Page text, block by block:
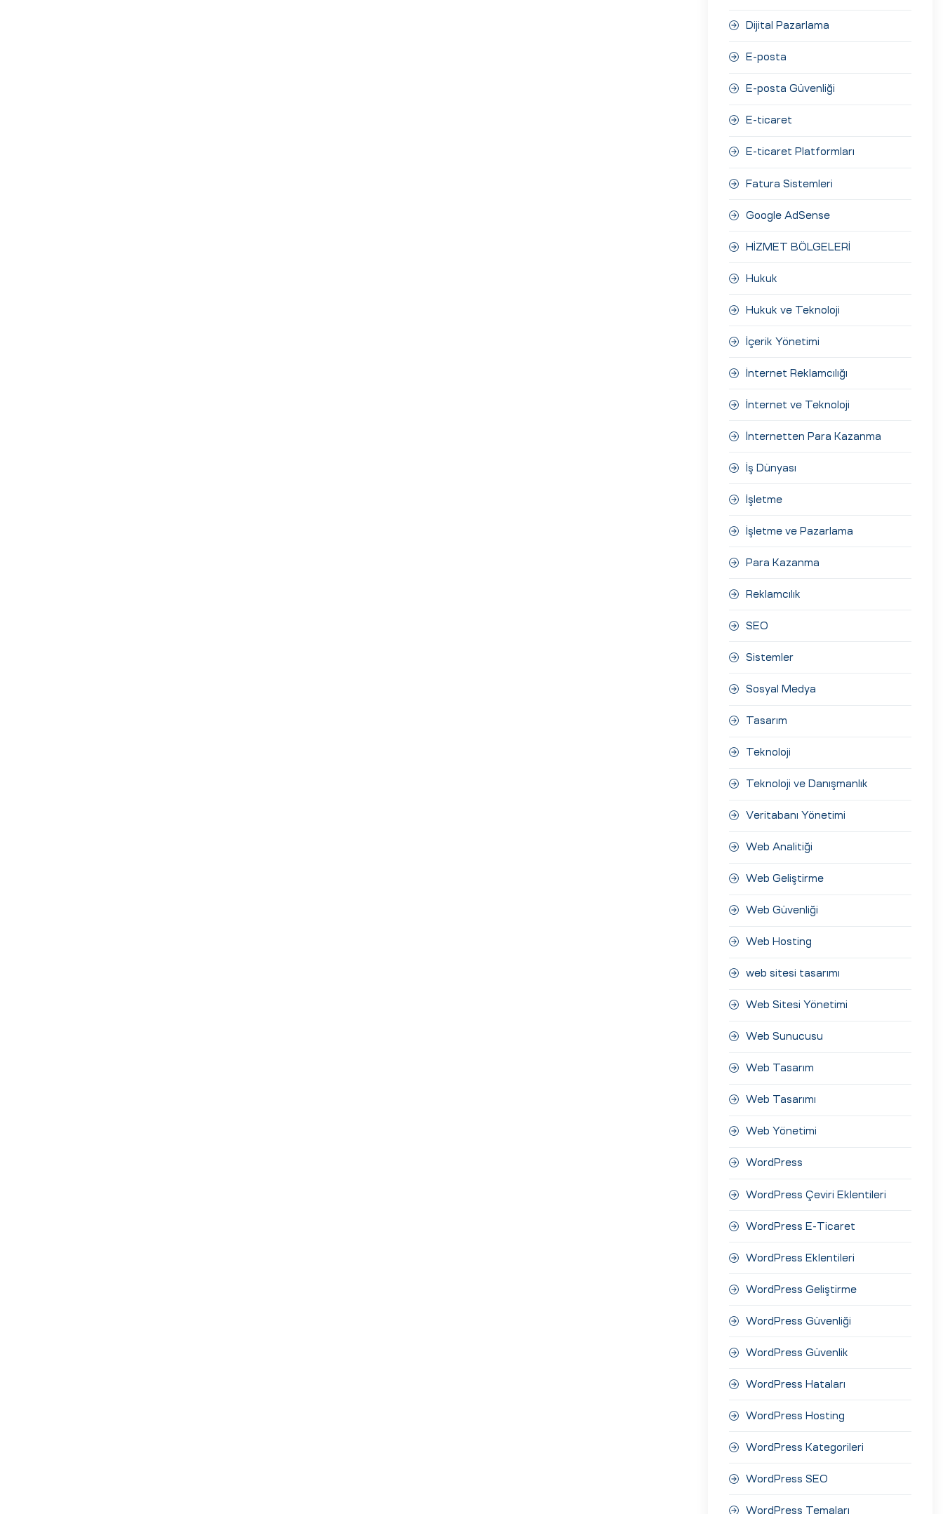
Dijital Pazarlama
E-posta
E-posta Güvenliği
E-ticaret
E-ticaret Platformları
Fatura Sistemleri
Google AdSense
HİZMET BÖLGELERİ
Hukuk
Hukuk ve Teknoloji
İçerik Yönetimi
İnternet Reklamcılığı
İnternet ve Teknoloji
İnternetten Para Kazanma
İş Dünyası
İşletme
İşletme ve Pazarlama
Para Kazanma
Reklamcılık
SEO
Sistemler
Sosyal Medya
Tasarım
Teknoloji
Teknoloji ve Danışmanlık
Veritabanı Yönetimi
Web Analitiği
Web Geliştirme
Web Güvenliği
Web Hosting
web sitesi tasarımı
Web Sitesi Yönetimi
Web Sunucusu
Web Tasarım
Web Tasarımı
Web Yönetimi
WordPress
WordPress Çeviri Eklentileri
WordPress E-Ticaret
WordPress Eklentileri
WordPress Geliştirme
WordPress Güvenliği
WordPress Güvenlik
WordPress Hataları
WordPress Hosting
WordPress Kategorileri
WordPress SEO
WordPress Temaları